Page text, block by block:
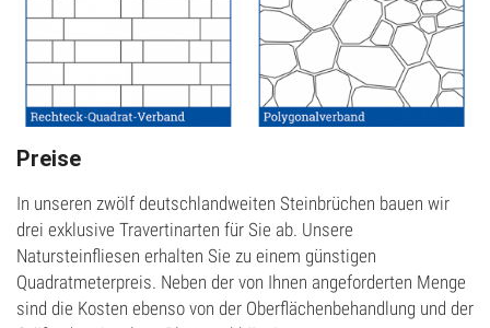
Preise
In unseren zwölf deutschlandweiten Steinbrüchen bauen wir
drei exklusive Travertinarten für Sie ab. Unsere
Natursteinfliesen erhalten Sie zu einem günstigen
Quadratmeterpreis. Neben der von Ihnen angeforderten Menge
sind die Kosten ebenso von der Oberflächenbehandlung und der